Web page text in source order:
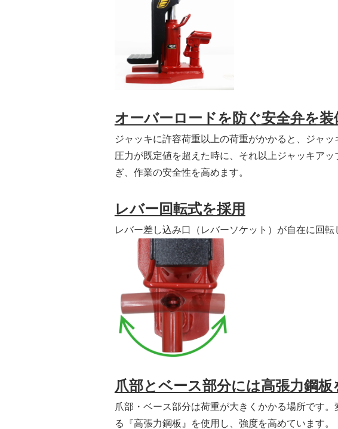
オーバーロードを防ぐ安全弁を装
ジャッキに許容荷重以上の荷重がかかると、ジャ
圧力が既定値を超えた時に、それ以上ジャッキア
ぎ、作業の安全性を高めます。
レバー回転式を採用
レバー差し込み口（レバーソケット）が自在に回
爪部とベース部分には高張力鋼板
爪部・ベース部分は荷重が大きくかかる場所です
る『高張力鋼板』を使用し、強度を高めています。